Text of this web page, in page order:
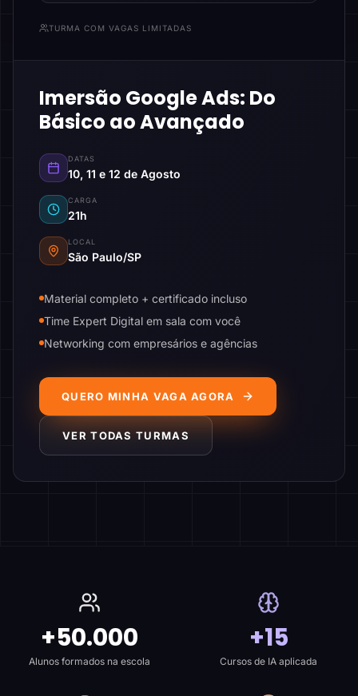
TURMA COM VAGAS LIMITADAS
Imersão Google Ads: Do
Básico ao Avançado
DATAS
10, 11 e 12 de Agosto
CARGA
21h
LOCAL
São Paulo/SP
Material completo + certificado incluso
Time Expert Digital em sala com você
Networking com empresários e agências
QUERO MINHA VAGA AGORA
VER TODAS TURMAS
+50.000
Alunos formados na escola
+15
Cursos de IA aplicada